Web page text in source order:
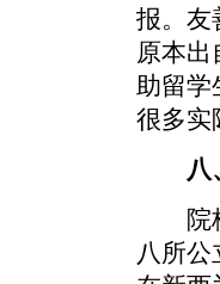
报。友
原本出
助留
很多实
八
院校
八所